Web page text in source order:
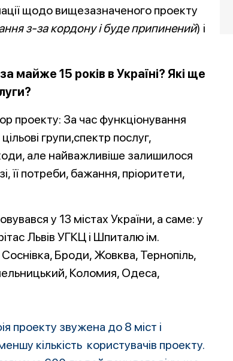
щодо вищезазначеного проекту
з-за кордону і буде припинений) і
майже 15 років в Україні? Які ще
проекту: За час функціонування
групи,спектр послуг,
але найважливіше залишилося
її потреби, бажання, пріоритети,
у 13 містах України, а саме: у
Львів УГКЦ і Шпиталю ім.
Броди, Жовква, Тернопіль,
Коломия, Одеса,
проекту звужена до 8 міст і
кількість користувачів проекту.